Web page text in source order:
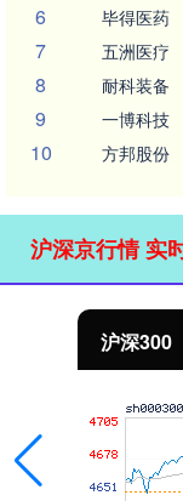
6 毕得医药
7 五洲医疗
8 耐科装备
9 一博科技
10 方邦股份
沪深京行情 实
北证50